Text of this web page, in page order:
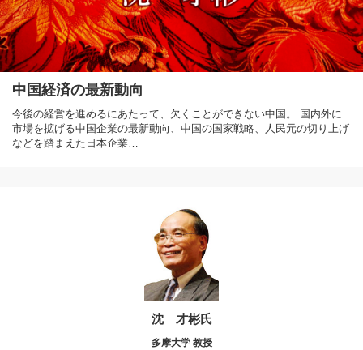
中国経済の最新動向
今後の経営を進めるにあたって、欠くことができない中国。 国内外に
市場を拡げる中国企業の最新動向、中国の国家戦略、人民元の切り上げ
などを踏まえた日本企業…
沈 才彬氏
多摩大学 教授